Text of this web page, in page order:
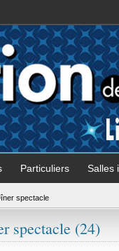
Particuliers Salles
spectacle
spectacle (24)